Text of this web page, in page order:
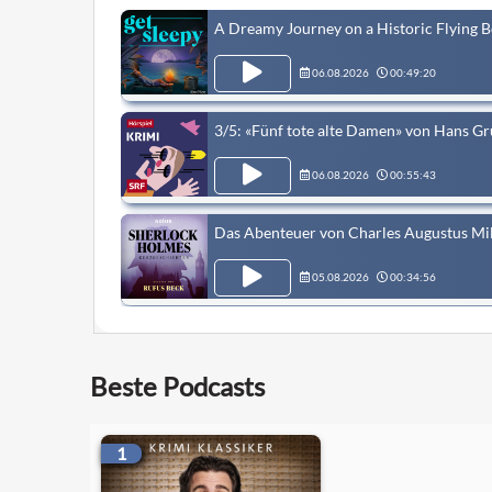
A Dreamy Journey on a Historic Flying
06.08.2026 00:49:20
3/5: «Fünf tote alte Damen» von Hans
06.08.2026 00:55:43
Das Abenteuer von Charles Augustus
05.08.2026 00:34:56
Georges Simenons Maigret und die
#404: Meine Freunde wollten eine
05.08.2026
Beste Podcasts
1